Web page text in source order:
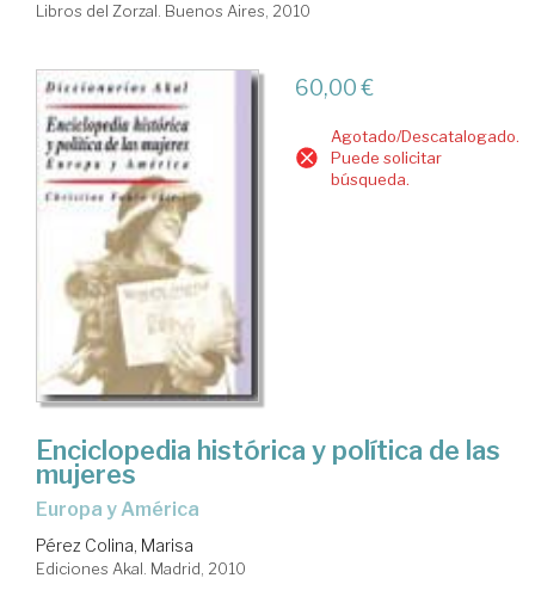
Libros del Zorzal. Buenos Aires, 2010
60,00 €
Agotado/Descatalogado.
Puede solicitar
búsqueda.
Enciclopedia histórica y política de las
mujeres
Europa y América
Pérez Colina, Marisa
Ediciones Akal. Madrid, 2010